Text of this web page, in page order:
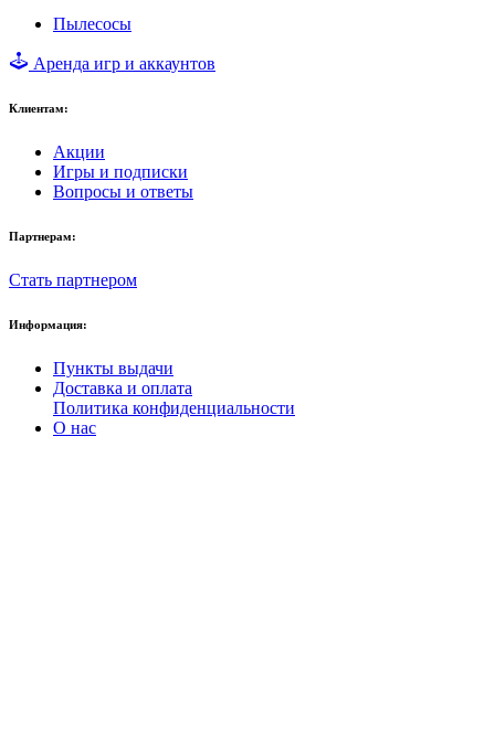
Пылесосы
Аренда игр и аккаунтов
Клиентам:
Акции
Игры и подписки
Вопросы и ответы
Партнерам:
Стать партнером
Информация:
Пункты выдачи
Доставка и оплата
Политика конфиденциальности
О нас